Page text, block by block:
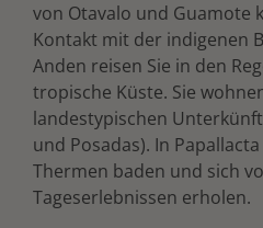
von Otavalo und Guamote
Kontakt mit der indigenen
Anden reisen Sie in den
tropische Küste. Sie
landestypischen
und Posadas). In
Thermen baden und sich
Tageserlebnissen erholen.